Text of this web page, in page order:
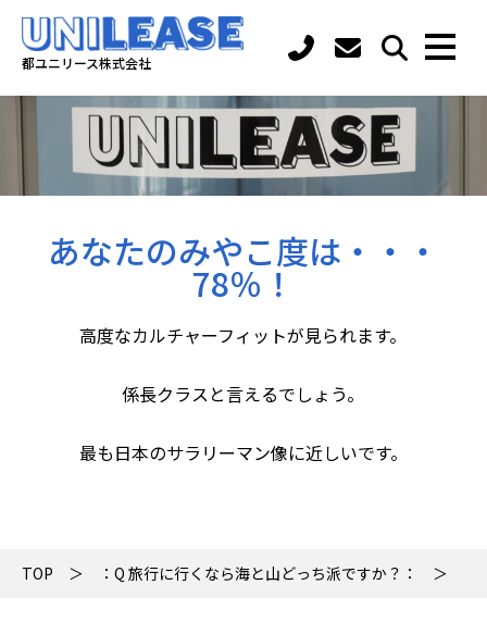
都ユニリース株式会社
あなたのみやこ度は・・・
78％！
高度なカルチャーフィットが見られます。
係長クラスと言えるでしょう。
最も日本のサラリーマン像に近しいです。
TOP ：Q 旅行に行くなら海と山どっち派ですか？：